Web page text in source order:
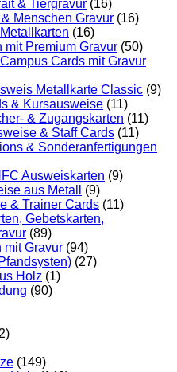
& Tiergravur (16)
Menschen Gravur (16)
(16)
mit Premium Gravur (50)
Cards mit Gravur
Metallkarte Classic (9)
& Kursausweise (11)
& Zugangskarten (11)
& Staff Cards (11)
& Sonderanfertigungen
Ausweiskarten (9)
aus Metall
(9)
& Trainer Cards (11)
Gebetskarten,
(89)
mit Gravur (94)
(27)
Holz (1)
(90)
(149)